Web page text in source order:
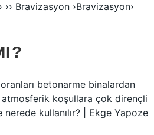
›› Bravizasyon ›Bravizasyon›
betonarme binalardan
atmosferik koşullara çok dirençli
kullanılır? | Ekge Yapoze